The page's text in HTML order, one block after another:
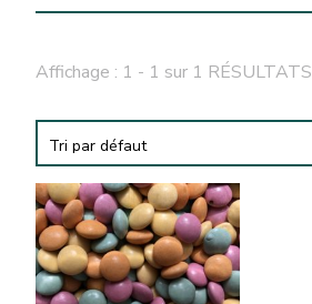
Affichage : 1 - 1 sur 1 RÉSULTATS